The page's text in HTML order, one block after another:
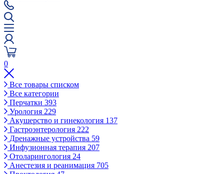
0
Все товары списком
Все категории
Перчатки 393
Урология 229
Акушерство и гинекология 137
Гастроэнтерология 222
Дренажные устройства 59
Инфузионная терапия 207
Отоларингология 24
Анестезия и реанимация 705